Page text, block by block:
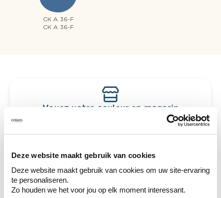
Deze website maakt gebruik van cookies
Deze website maakt gebruik van cookies om uw site-ervaring
te personaliseren.
Zo houden we het voor jou op elk moment interessant.
CK A 36-F
CK A 36-F
Voyez votre couleur en magasin
Découvrez des échantillons de votre
votre couleur.
Obtenez des conseils personnalisés sur la
combinaison de couleurs.